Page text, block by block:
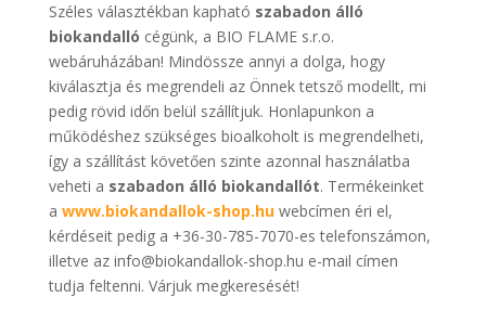
Széles választékban kapható szabadon álló
biokandalló cégünk, a BIO FLAME s.r.o.
webáruházában! Mindössze annyi a dolga, hogy
kiválasztja és megrendeli az Önnek tetsző modellt, mi
pedig rövid időn belül szállítjuk. Honlapunkon a
működéshez szükséges bioalkoholt is megrendelheti,
így a szállítást követően szinte azonnal használatba
veheti a szabadon álló biokandallót. Termékeinket
a www.biokandallok-shop.huwebcímen éri el,
kérdéseit pedig a +36-30-785-7070-es telefonszámon,
illetve az info@biokandallok-shop.hu e-mail címen
tudja feltenni. Várjuk megkeresését!